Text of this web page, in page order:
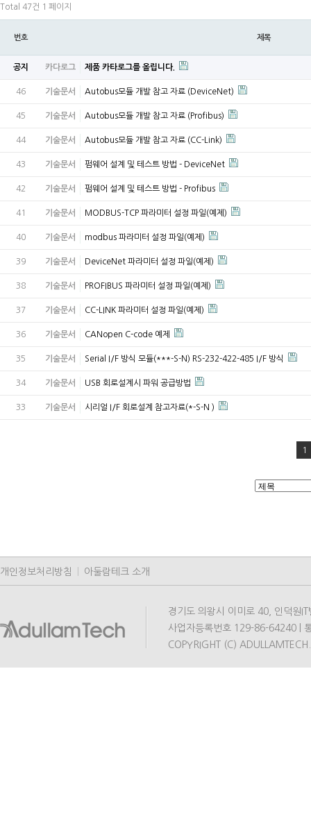
Total 47건 1 페이지
번호 제목
공지 카다로그 제품 카타로그를 올립니다.
46 기술문서 Autobus모듈 개발 참고 자료 (DeviceNet)
45 기술문서 Autobus모듈 개발 참고 자료 (Profibus)
44 기술문서 Autobus모듈 개발 참고 자료 (CC-Link)
43 기술문서 펌웨어 설계 및 테스트 방법 - DeviceNet
42 기술문서 펌웨어 설계 및 테스트 방법 - Profibus
41 기술문서 MODBUS-TCP 파라미터 설정 파일(예제)
40 기술문서 modbus 파라미터 설정 파일(예제)
39 기술문서 DeviceNet 파라미터 설정 파일(예제)
38 기술문서 PROFIBUS 파라미터 설정 파일(예제)
37 기술문서 CC-LINK 파라미터 설정 파일(예제)
36 기술문서 CANopen C-code 예제
35 기술문서 Serial I/F 방식 모듈(***-S-N) RS-232-422-485 I/F 방식
34 기술문서 USB 회로설계시 파워 공급방법
33 기술문서 시리얼 I/F 회로설계 참고자료(*-S-N )
1
개인정보처리방침 아둘람테크 소개
경기도 의왕시 이미로 40, 인덕원
사업자등록번호 129-86-64240 |
COPYRIGHT (C)